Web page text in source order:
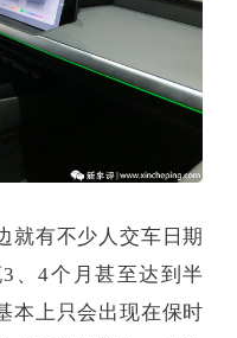
就有不少人交车日期
、4个月甚至达到半
本上只会出现在保时